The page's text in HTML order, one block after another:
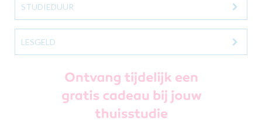
STUDIEDUUR
LESGELD